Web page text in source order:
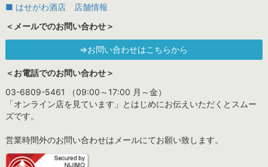
■ はせがわ酒店 店舗情報
＜メールでのお問い合わせ＞
⇒お問い合わせはこちらから
＜お電話でのお問い合わせ＞
03-6809-5461 （09:00～17:00 月～金）
「オンライン店を見ています」とはじめにお伝えいただくとスムー
ズです。
営業時間外のお問い合わせはメールにてお願い致します。